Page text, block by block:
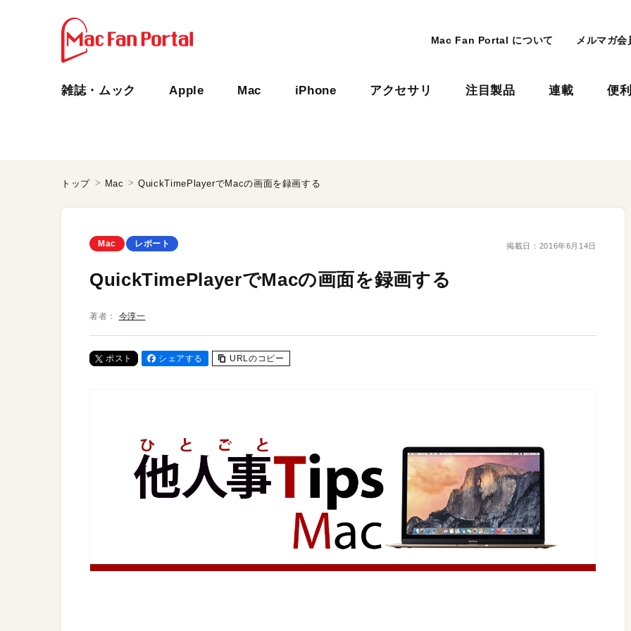
Mac Fan Portal について メルマガ会
雑誌・ムック Apple Mac iPhone アクセサリ 注目製品 連載 便
トップ Mac QuickTimePlayerでMacの画面を録画する
Mac レポート 掲載日： 2016年6月14日
QuickTimePlayerでMacの画面を録画する
著者： 今淳一
ポスト シェアする URLのコピー